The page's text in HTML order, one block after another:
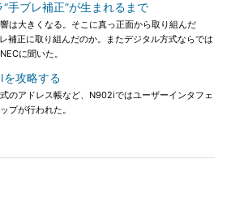
手ブレ補正”が生まれるまで
は大きくなる。そこに真っ正面から取り組んだ
補正に取り組んだのか。またデジタル方式ならでは
に聞いた。
を攻略する
のアドレス帳など、N902iではユーザーインタフェ
プが行われた。